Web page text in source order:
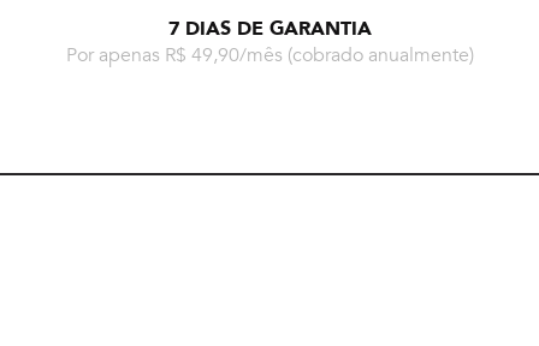
7 DIAS DE GARANTIA
Por apenas R$ 49,90/mês (cobrado anualmente)